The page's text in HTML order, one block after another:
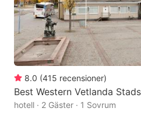
8.0 (415 recensioner)
Best Western Vetlanda
hotell · 2 Gäster · 1 Sovrum